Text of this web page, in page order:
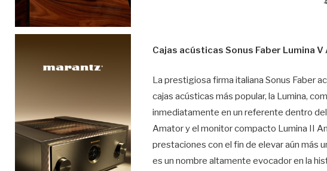
Cajas acústicas Sonus Faber Lumina
La prestigiosa firma italiana Sonus Faber
cajas acústicas más popular, la Lumina,
inmediatamente en un referente dentro
Amator y el monitor compacto Lumina II
prestaciones con el fin de elevar aún más
es un nombre altamente evocador en la